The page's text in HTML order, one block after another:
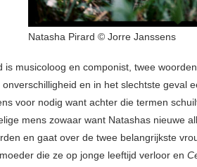
Natasha Pirard © Jorre Janssens
is musicoloog en componist, twee
onverschilligheid en in het slechtste geval
voor nodig want achter die termen
mens zowaar want Natashas nieuwe
en gaat over de twee belangrijkste
die ze op jonge leeftijd verloor en